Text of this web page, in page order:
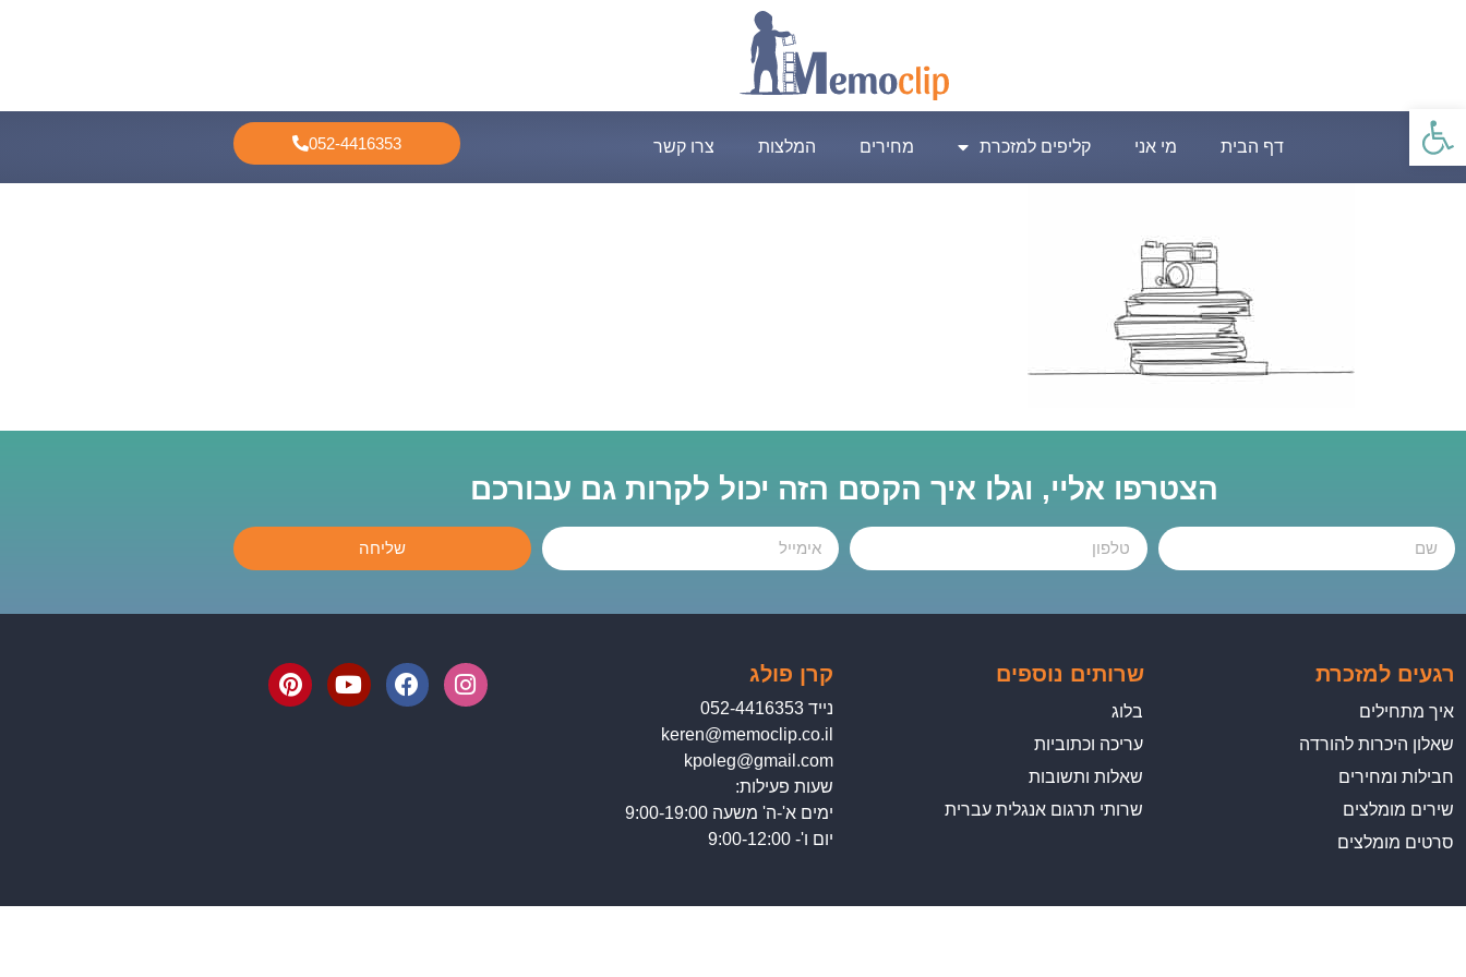
פתח סרגל נגישות
דף הבית מי אני קליפים למזכרת מחירים המלצות צרו קשר 052-4416353
הצטרפו אליי, וגלו איך הקסם הזה יכול לקרות גם עבורכם
שליחה
רגעים למזכרת
איך מתחילים
שאלון היכרות להורדה
חבילות ומחירים
שירים מומלצים
סרטים מומלצים
שרותים נוספים
בלוג
עריכה וכתוביות
שאלות ותשובות
שרותי תרגום אנגלית עברית
קרן פולג
נייד 052-4416353
keren@memoclip.co.il
kpoleg@gmail.com
שעות פעילות:
ימים א'-ה' משעה 9:00-19:00
יום ו'- 9:00-12:00